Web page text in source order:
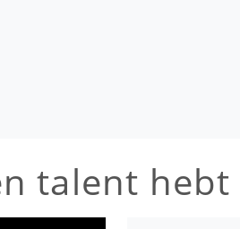
talent hebt